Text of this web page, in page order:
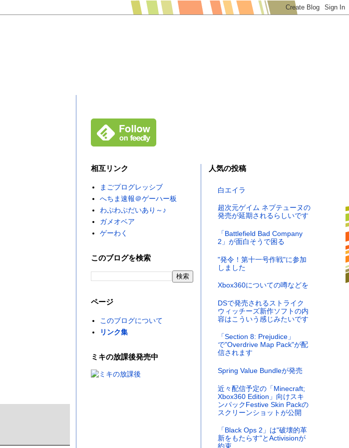
相互リンク
まごプログレッシブ
へちま速報＠ゲーハー板
わぷわぷだいあり～♪
ガメオベア
ゲーわく
このブログを検索
ページ
このブログについて
リンク集
ミキの放課後発売中
人気の投稿
白エイラ
超次元ゲイム ネプテューヌの
発売が延期されるらしいです
「Battlefield Bad Company
2」が面白そうで困る
"発令！第十一号作戦"に参加
しました
Xbox360についての噂などを
DSで発売されるストライク
ウィッチーズ新作ソフトの内
容はこういう感じみたいです
「Section 8: Prejudice」
で"Overdrive Map Pack"が配
信されます
Spring Value Bundleが発売
近々配信予定の「Minecraft;
Xbox360 Edition」向けスキ
ンパックFestive Skin Packの
スクリーンショットが公開
「Black Ops 2」は"破壊的革
新をもたらす"とActivisionが
約束